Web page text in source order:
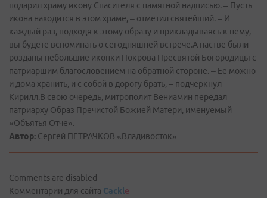
подарил храму икону Спасителя с памятной надписью. – Пусть
икона находится в этом храме, – отметил святейший. – И
каждый раз, подходя к этому образу и прикладываясь к нему,
вы будете вспоминать о сегодняшней встрече.А пастве были
розданы небольшие иконки Покрова Пресвятой Богородицы с
патриаршим благословением на обратной стороне. – Ее можно
и дома хранить, и с собой в дорогу брать, – подчеркнул
Кирилл.В свою очередь, митрополит Вениамин передал
патриарху Образ Пречистой Божией Матери, именуемый
«Объятья Отче».
Автор: Сергей ПЕТРАЧКОВ «Владивосток»
Comments are disabled
Комментарии для сайта Cackle